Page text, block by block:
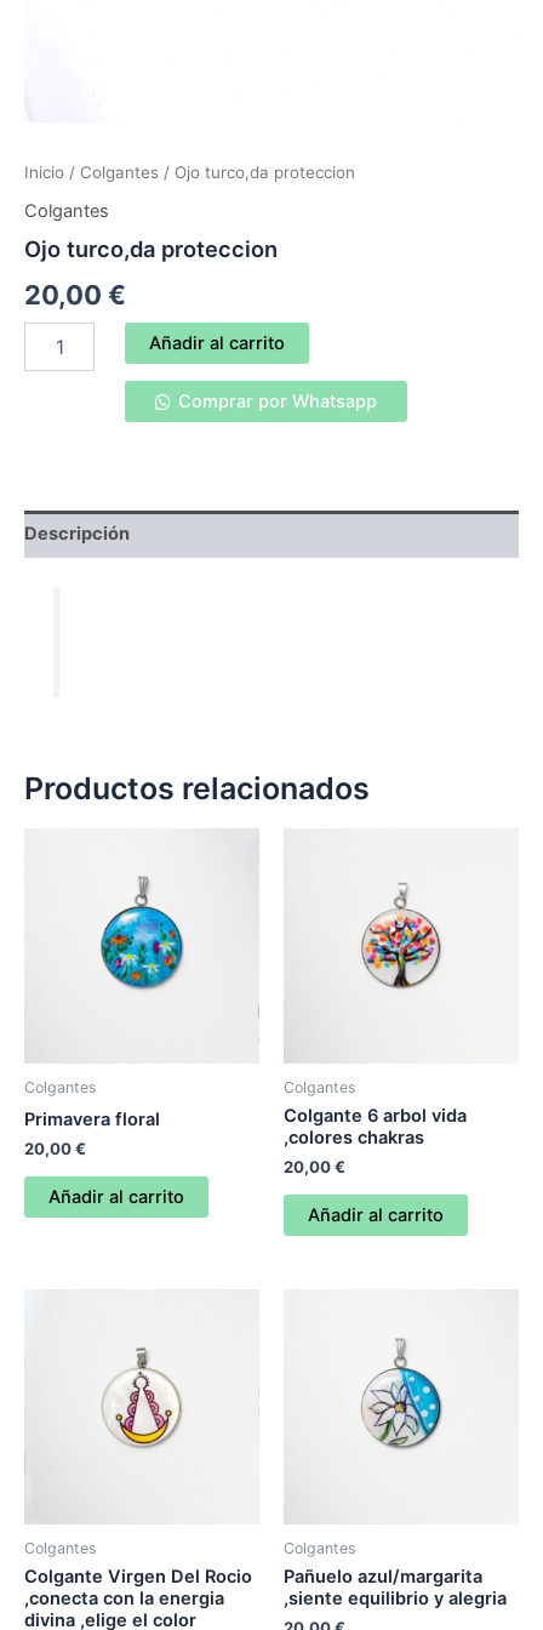
Inicio / Colgantes / Ojo turco,da proteccion
Colgantes
Ojo turco,da proteccion
20,00 €
turco,da
Añadir al carrito
Comprar por Whatsapp
Descripción
Productos relacionados
Colgantes
Primavera floral
20,00€
Añadir al carrito
Colgantes
Colgante 6 arbol vida
,colores chakras
20,00€
Añadir al carrito
Colgantes
Colgante Virgen Del Rocio
,conecta con la energia
divina ,elige el color
Colgantes
Pañuelo azul/margarita
,siente equilibrio y alegria